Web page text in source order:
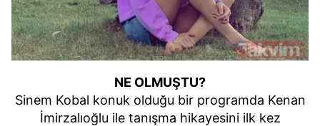
NE OLMUŞTU?
Sinem Kobal konuk olduğu bir programda Kenan
İmirzalıoğlu ile tanışma hikayesini ilk kez